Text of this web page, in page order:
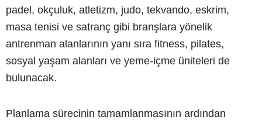
padel, okçuluk, atletizm, judo, tekvando, eskrim,
masa tenisi ve satranç gibi branşlara yönelik
antrenman alanlarının yanı sıra fitness, pilates,
sosyal yaşam alanları ve yeme-içme üniteleri de
bulunacak.
Planlama sürecinin tamamlanmasının ardından